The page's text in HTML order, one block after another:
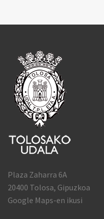
Plaza Zaharra 6A
20400 Tolosa, Gipuzkoa
Google Maps-en ikusi